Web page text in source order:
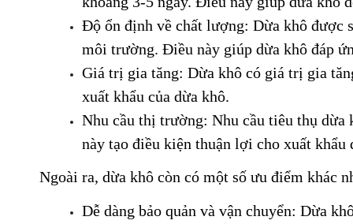
Độ ổn định về chất lượng: Dừa khô được
môi trường. Điều này giúp dừa khô đáp
Giá trị gia tăng: Dừa khô có giá trị gia
xuất khẩu của dừa khô.
Nhu cầu thị trường: Nhu cầu tiêu thụ
này tạo điều kiện thuận lợi cho xuất khẩu
Ngoài ra, dừa khô còn có một số ưu điểm khác
Dễ dàng bảo quản và vận chuyển: Dừa